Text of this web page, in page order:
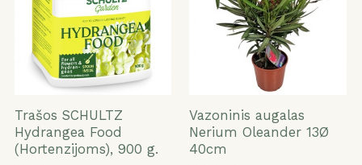
Trašos SCHULTZ
Hydrangea Food
(Hortenzijoms), 900 g.
Vazoninis augalas
Nerium Oleander 13Ø
40cm